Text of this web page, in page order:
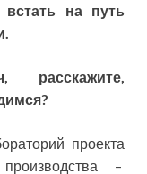
на путь
проекта
–